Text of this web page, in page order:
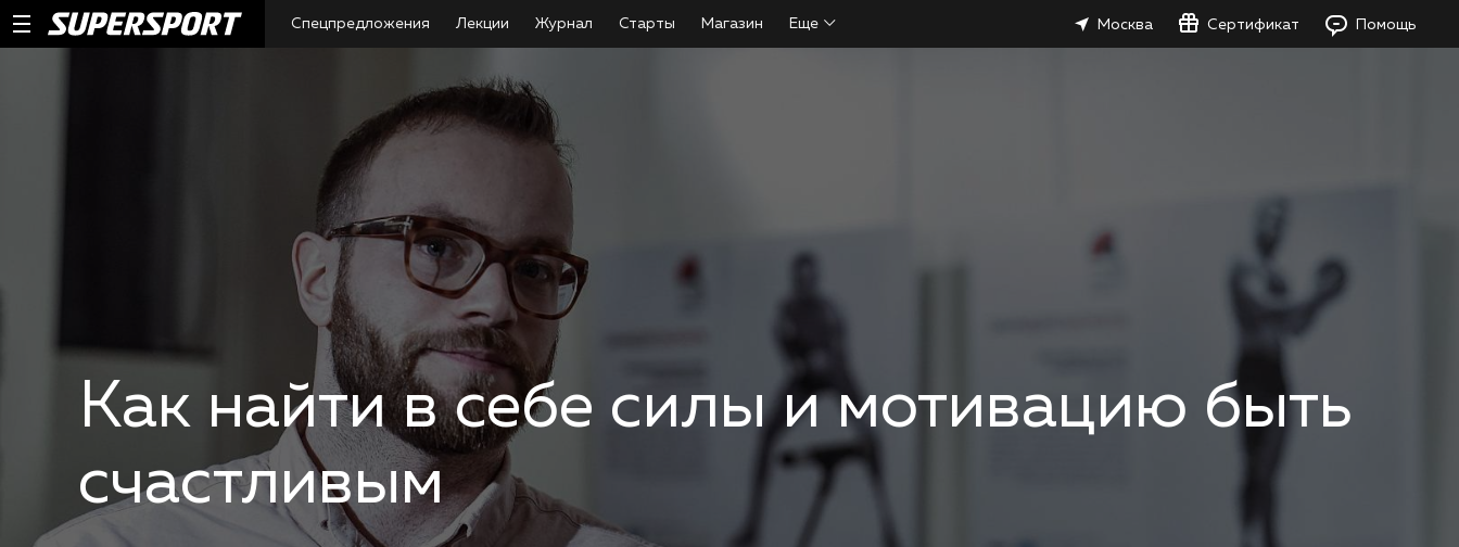
Спецпредложения Лекции Журнал Старты Магазин Еще Москва Сертификат Помощь
Как найти в себе силы и мотивацию быть
счастливым